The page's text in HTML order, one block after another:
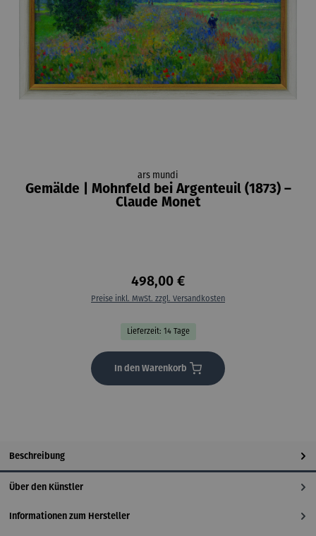
ars mundi
Gemälde | Mohnfeld bei Argenteuil (1873) –
Claude Monet
498,00 €
Preise inkl. MwSt. zzgl. Versandkosten
Lieferzeit: 14 Tage
In den Warenkorb
Beschreibung
Über den Künstler
Informationen zum Hersteller